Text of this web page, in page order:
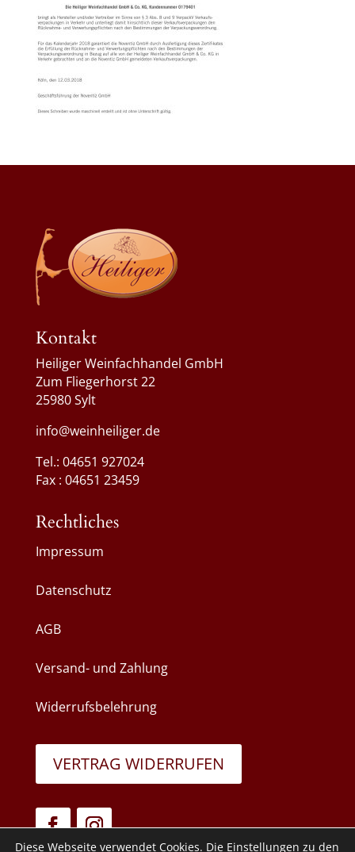
Kontakt
Heiliger Weinfachhandel GmbH
Zum Fliegerhorst 22
25980 Sylt
info@weinheiliger.de
Tel.: 04651 927024
Fax : 04651 23459
Rechtliches
Impressum
Datenschutz
AGB
Versand- und Zahlung
Widerrufsbelehrung
VERTRAG WIDERRUFEN
Diese Webseite verwendet Cookies. Die Einstellungen zu den